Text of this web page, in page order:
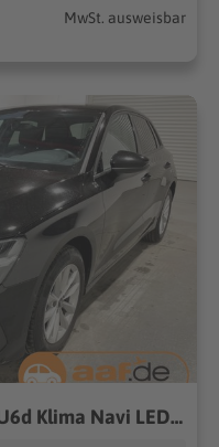
MwSt. ausweisbar
Audi A3 Sportback 35 TDI EU6d Klima Navi LED Virtual Cockpit